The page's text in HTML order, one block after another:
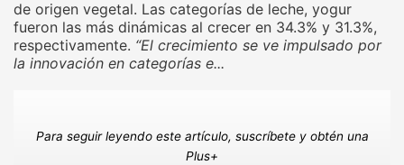
de origen vegetal. Las categorías de leche, yogur
fueron las más dinámicas al crecer en 34.3% y 31.3%,
respectivamente. “El crecimiento se ve impulsado por
la innovación en categorías e...
Para seguir leyendo este artículo, suscríbete y obtén una
Plus+